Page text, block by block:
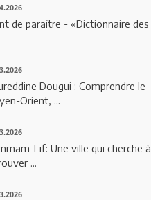
de paraître - «Dictionnaire des
Dougui : Comprendre le
Orient, ...
Lif: Une ville qui cherche à
...